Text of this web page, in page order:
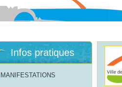
Infos pratiques
MANIFESTATIONS